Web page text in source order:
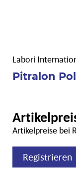
Labori
Pitralon
Artikelpreise bei
Registrieren